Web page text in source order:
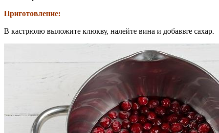
Приготовление:
В кастрюлю выложите клюкву, налейте вина и добавьте сахар.